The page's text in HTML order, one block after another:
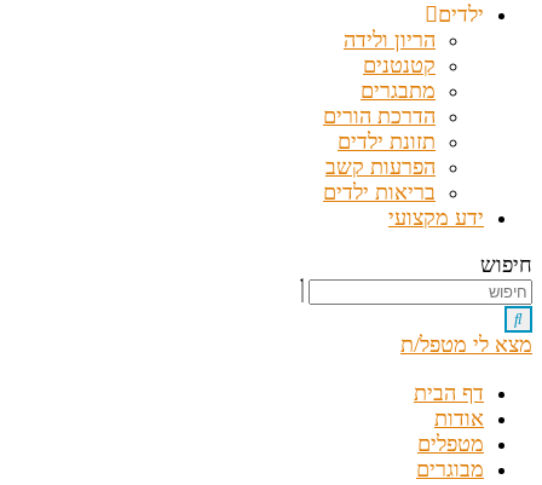
ילדים
הריון ולידה
קטנטנים
מתבגרים
הדרכת הורים
תזונת ילדים
הפרעות קשב
בריאות ילדים
ידע מקצועי
חיפוש
מצא לי מטפל/ת
דף הבית
אודות
מטפלים
מבוגרים